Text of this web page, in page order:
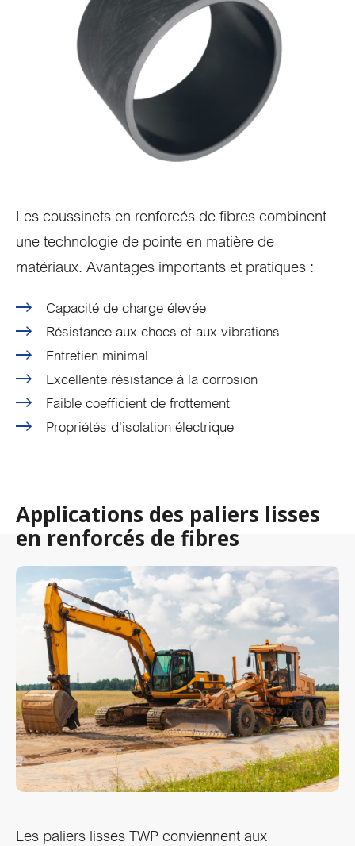
Les coussinets en renforcés de fibres combinent
une technologie de pointe en matière de
matériaux. Avantages importants et pratiques :
Capacité de charge élevée
Résistance aux chocs et aux vibrations
Entretien minimal
Excellente résistance à la corrosion
Faible coefficient de frottement
Propriétés d'isolation électrique
Applications des paliers lisses
en renforcés de fibres
Les paliers lisses TWP conviennent aux